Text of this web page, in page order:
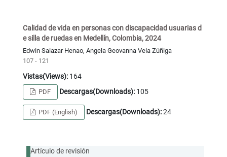
Calidad de vida en personas con discapacidad usuarias d
e silla de ruedas en Medellín, Colombia, 2024
Edwin Salazar Henao, Angela Geovanna Vela Zúñiga
107 - 121
Vistas(Views):164
PDF Descargas(Downloads): 105
PDF (English) Descargas(Downloads):24
Artículo de revisión